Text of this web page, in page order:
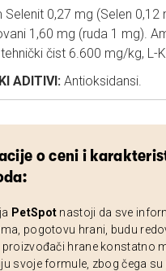
Selenit 0,27 mg (Selen 0,12
1,60 mg (ruda 1 mg).
čist 6.600 mg/kg, L-
ADITIVI: Antioksidansi.
o ceni i
PetSpot nastoji da sve
pogotovu hrani, budu
proizvođači hrane konstatno
svoje formule, zbog čega su